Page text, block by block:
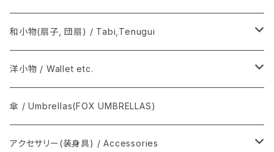
須浪亨商店 / いかご・びんかご
SOSAKUBAG
BATONER
COMOLI / コモリ
Graphpaper / グラフペーパー
T.T / ティーティー
NEAT / ニート
和小物(扇子, 団扇) / Tabi,Tenugui
手拭 / Tenugui
扇子, 団扇 / Folding fan
足袋 / Tabi
洋小物 / Wallet etc.
COMME des GARÇONS
THE INOUE BROTHERS...
傘 / Umbrellas(FOX UMBRELLAS)
アクセサリー(装身具) / Accessories